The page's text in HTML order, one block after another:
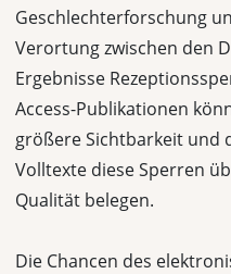
Geschlechter­forschung
Verortung zwischen den
Ergebnisse
Access-Publikationen
größere Sichtbarkeit und
Volltexte diese Sperren
Qualität belegen.
Die Chancen des